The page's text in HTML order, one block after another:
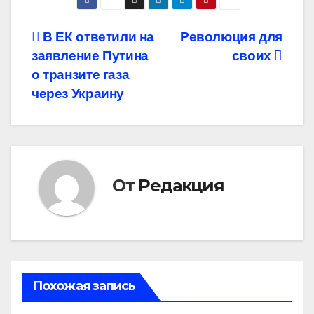
Навигация
по
записям
Революция для
своих
В ЕК ответили на
заявление Путина
о транзите газа
через Украину
От Редакция
Похожая запись